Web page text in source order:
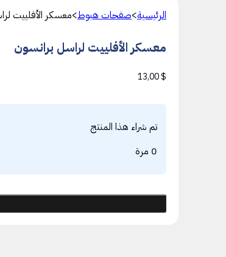
الرئيسية>صفحات هبوط>معسكر الأفلييت
معسكر الأفلييت لراسل برانسون
13,00$
تم شراء هذا المنتج
0 مرة